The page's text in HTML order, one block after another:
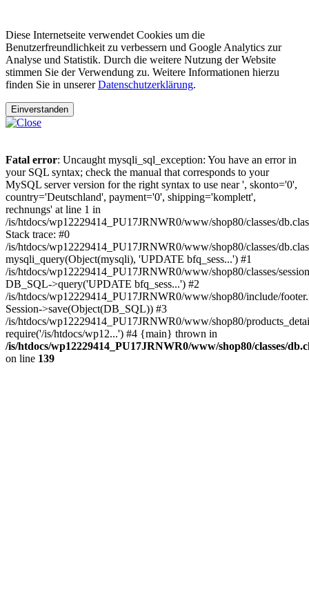
Diese Internetseite verwendet Cookies um die
Benutzerfreundlichkeit zu verbessern und Google Analytics zur
Analyse und Statistik. Durch die weitere Nutzung der Website
stimmen Sie der Verwendung zu. Weitere Informationen hierzu
finden Sie in unsererDatenschutzerklärung.
Einverstanden
Fatal error: Uncaught mysqli_sql_exception: You have an error in
your SQL syntax; check the manual that corresponds to your
MySQL server version for the right syntax to use near ', skonto='0',
country='Deutschland', payment='0', shipping='komplett',
rechnungs' at line 1 in
/is/htdocs/wp12229414_PU17JRNWR0/www/shop80/classes/
Stack trace: #0
/is/htdocs/wp12229414_PU17JRNWR0/www/shop80/classes/
mysqli_query(Object(mysqli), 'UPDATE bfq_sess...') #1
/is/htdocs/wp12229414_PU17JRNWR0/www/shop80/classes/
DB_SQL->query('UPDATE bfq_sess...') #2
/is/htdocs/wp12229414_PU17JRNWR0/www/shop80/include/
Session->save(Object(DB_SQL)) #3
/is/htdocs/wp12229414_PU17JRNWR0/www/shop80/
require('/is/htdocs/wp12...') #4 {main} thrown in
/is/htdocs/wp12229414_PU17JRNWR0/www/shop80/classes/
on line 139